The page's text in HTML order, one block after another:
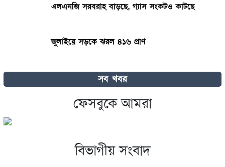
এলএনজি সরবরাহ বাড়ছে, গ্যাস সংকটও কাটছে
জুলাইয়ে সড়কে ঝরল ৪১৬ প্রাণ
টিভিতে রবীন্দ্র প্রয়াণ দিবস
বলিউডে নারীদের অবস্থান নিয়ে মুখ খুললেন কাজল
সব খবর
ফেসবুকে আমরা
বিভাগীয় সংবাদ